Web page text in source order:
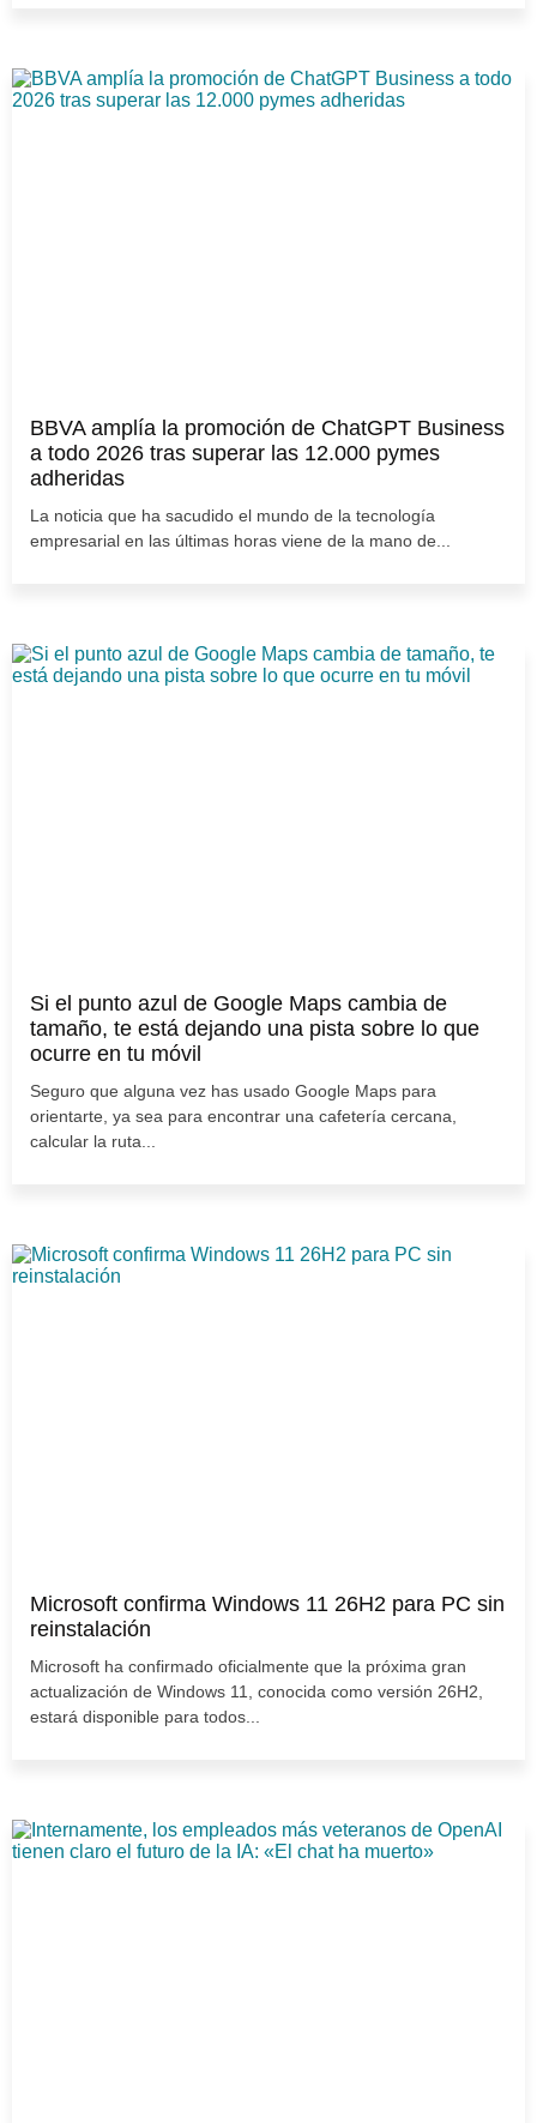
BBVA amplía la promoción de ChatGPT Business
a todo 2026 tras superar las 12.000 pymes
adheridas
La noticia que ha sacudido el mundo de la tecnología
empresarial en las últimas horas viene de la mano de...
Si el punto azul de Google Maps cambia de
tamaño, te está dejando una pista sobre lo que
ocurre en tu móvil
Seguro que alguna vez has usado Google Maps para
orientarte, ya sea para encontrar una cafetería cercana,
calcular la ruta...
Microsoft confirma Windows 11 26H2 para PC sin
reinstalación
Microsoft ha confirmado oficialmente que la próxima gran
actualización de Windows 11, conocida como versión 26H2,
estará disponible para todos...